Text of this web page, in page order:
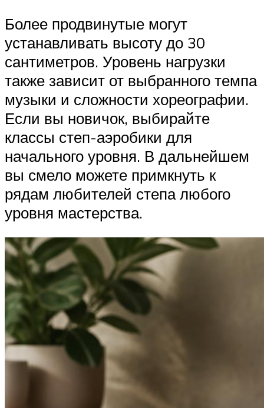
Более продвинутые могут
устанавливать высоту до 30
сантиметров. Уровень нагрузки
также зависит от выбранного темпа
музыки и сложности хореографии.
Если вы новичок, выбирайте
классы степ-аэробики для
начального уровня. В дальнейшем
вы смело можете примкнуть к
рядам любителей степа любого
уровня мастерства.